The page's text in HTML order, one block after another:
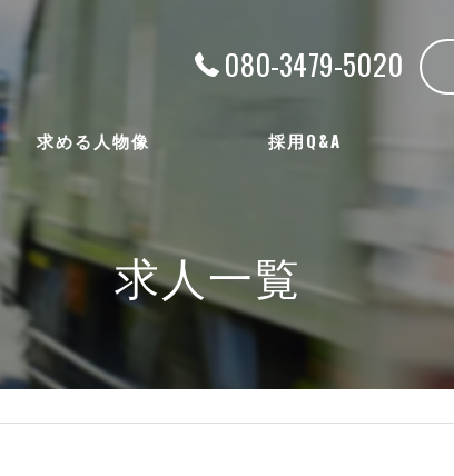
080-3479-5020
求める人物像 採用Q&A
求人一覧